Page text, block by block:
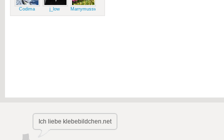
Codima j_low Marrymussweg
Ich liebe klebebildchen.net